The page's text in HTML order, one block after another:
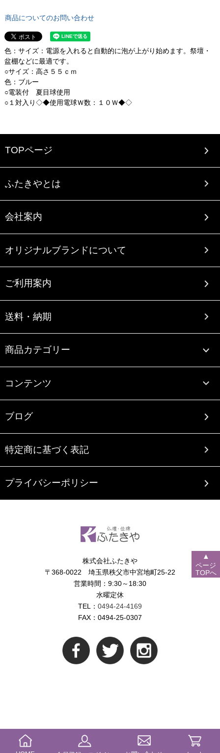
商品についてのお問い合わせ
色：サイズ：電源を入れると自動的に泡が上がり始めます。祭壇・
盆棚などに最適です。
○サイズ：高さ５５ｃｍ
色：ブルー
○電装付 夏目球使用
○１対入り◇◆使用電球Ｗ数：１０Ｗ◆◇
TOPページ
ふたきやとは
会社案内
オリジナルブランドについて
ご利用案内
送料・納期
商品カテゴリー
コンテンツ
ブログ
特定商に基づく表記
プライバシーポリシー
株式会社ふたきや
〒368-0022 埼玉県秩父市中宮地町25-22
営業時間：9:30～18:30
水曜定休
TEL： 0494-24-4169
FAX：0494-25-0307
▲
ページ
TOPへ